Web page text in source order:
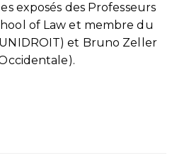
exposés des Professeurs
of Law et membre du
et Bruno Zeller